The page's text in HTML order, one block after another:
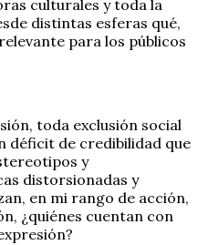
culturales y toda la
distintas esferas qué,
para los públicos
toda exclusión social
déficit de credibilidad que
y
distorsionadas y
en mi rango de acción,
¿quiénes cuentan con